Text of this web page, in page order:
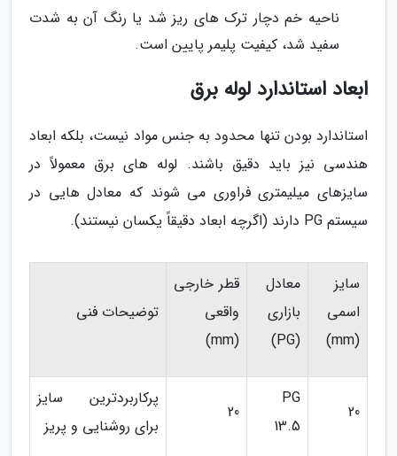
ناحیه خم دچار ترک های ریز شد یا رنگ آن به شدت
سفید شد، کیفیت پلیمر پایین است.
ابعاد استاندارد لوله برق
استاندارد بودن تنها محدود به جنس مواد نیست، بلکه ابعاد
هندسی نیز باید دقیق باشند. لوله های برق معمولاً در
سایزهای میلیمتری فراوری می شوند که معادل هایی در
سیستم PG دارند (اگرچه ابعاد دقیقاً یکسان نیستند).
سایز
اسمی
(mm)
معادل
بازاری
(PG)
قطر خارجی
واقعی
(mm)
توضیحات فنی
20
PG
13.5
20
پرکاربردترین سایز
برای روشنایی و پریز